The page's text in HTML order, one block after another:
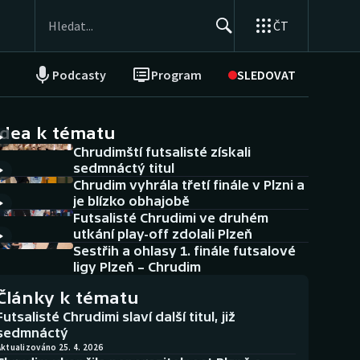
ČT
Podcasty Program SLEDOVAT
NEPŘEHLÉDNĚTE
Historické návraty
Aplikace ČT sport
AZ kvíz
k tématu
Chrudimští futsalisté získali
sedmnáctý titul
Chrudim vyhrála třetí finále v Plzni a
je blízko obhajobě
Futsalisté Chrudimi ve druhém
utkání play-off zdolali Plzeň
Sestřih a ohlasy 1. finále futsalové
ligy Plzeň – Chrudim
k tématu
Chrudimi slaví další titul, již
25. 4. 2026